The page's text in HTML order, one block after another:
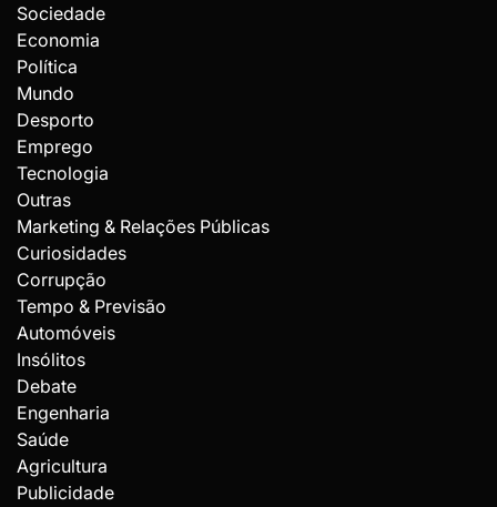
Sociedade
Economia
Política
Mundo
Desporto
Emprego
Tecnologia
Outras
Marketing & Relações Públicas
Curiosidades
Corrupção
Tempo & Previsão
Automóveis
Insólitos
Debate
Engenharia
Saúde
Agricultura
Publicidade